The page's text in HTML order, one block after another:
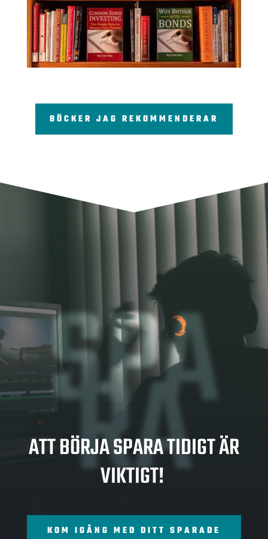
BÖCKER JAG REKOMMENDERAR
SPA
RA
ATT BÖRJA SPARA TIDIGT ÄR
VIKTIGT!
KOM IGÅNG MED DITT SPARADE